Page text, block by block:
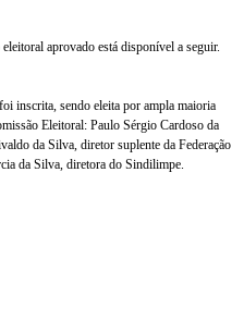
aprovado está disponível a seguir.
inscrita, sendo eleita por ampla maioria
Eleitoral: Paulo Sérgio Cardoso da
da Silva, diretor suplente da Federação
da Silva, diretora do Sindilimpe.